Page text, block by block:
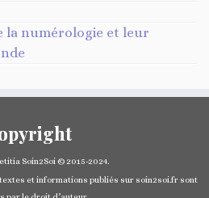
la numérologie et leur
Soin2Soi © 2015-2024.
et informations publiés sur soin2soi.fr sont